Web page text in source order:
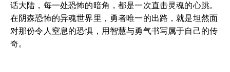
话大陆，每一处恐怖的暗角，都是一次直击灵魂的心跳。
在阴森恐怖的异魂世界里，勇者唯一的出路，就是坦然面
对那份令人窒息的恐惧，用智慧与勇气书写属于自己的传
奇。